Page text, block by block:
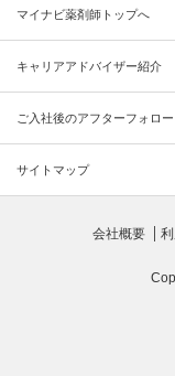
マイナビ薬剤師トップへ
キャリアアドバイザー紹介
ご入社後のアフターフォロー
サイトマップ
会社概要